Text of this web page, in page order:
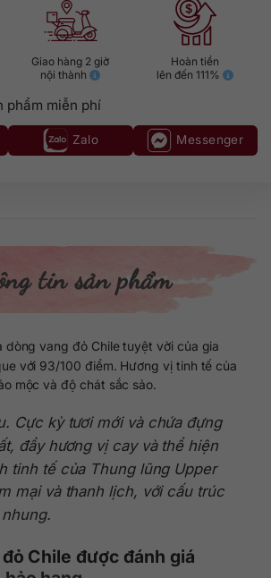
Giao hàng 2 giờ
nội thành
Hoàn tiền
lên đến 111%
phẩm miễn phí
Zalo Messenger
tin sản phẩm
dòng vang đỏ Chile tuyệt vời của gia
với 93/100 điểm. Hương vị tinh tế của
mộc và độ chát sắc sảo.
Cực kỳ tươi mới và chứa đựng
đầy hương vị cay và thể hiện
tinh tế của Thung lũng Upper
mại và thanh lịch, với cấu trúc
Chile được đánh giá